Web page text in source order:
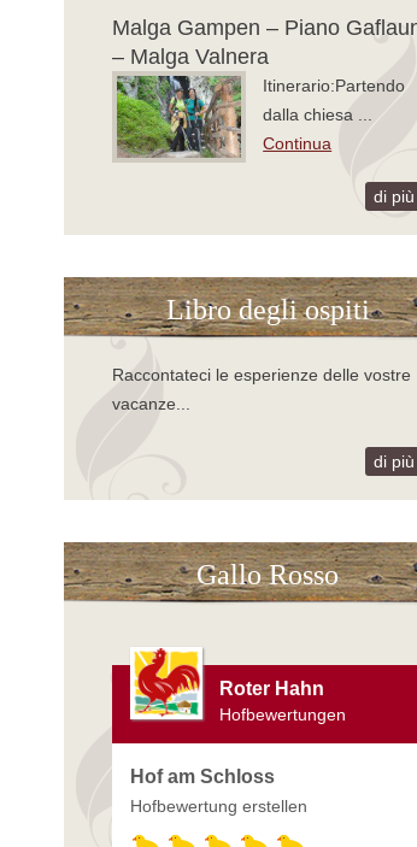
Malga Gampen – Piano
– Malga Valnera
Itinerario:Partendo
dalla chiesa ...
Continua
di più
Libro degli ospiti
Raccontateci le esperienze delle vostre
vacanze...
di più
Gallo Rosso
Roter Hahn
Hofbewertungen
Hof am Schloss
Hofbewertung erstellen